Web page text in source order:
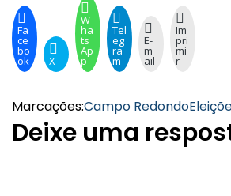
Fa
ce
bo
ok X
W
ha
ts
Ap
p
Tel
eg
ra
m
E-
m
ail
Im
pri
mi
r
Marcações:Campo Redondo
Deixe uma